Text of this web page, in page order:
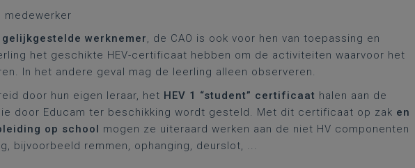
medewerker
gelijkgestelde werknemer, de CAO is ook voor hen van toepassing en
het geschikte HEV-certificaat hebben om de activiteiten waarvoor het
In het andere geval mag de leerling alleen observeren.
door hun eigen leraar, het HEV 1 “student” certificaat halen aan de
door Educam ter beschikking wordt gesteld. Met dit certificaat op zak en
op school mogen ze uiteraard werken aan de niet HV componenten
bijvoorbeeld remmen, ophanging, deurslot, ...